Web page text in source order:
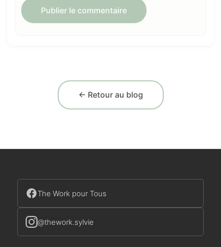
← Retour au blog
The Work pour Tous
@thework.sylvie